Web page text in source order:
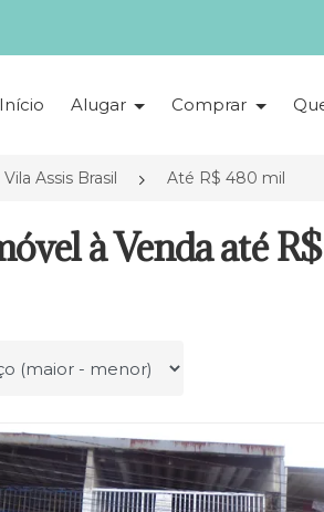
Início Alugar Comprar
Vila Assis Brasil Até R$ 480 mil
à Venda até
por